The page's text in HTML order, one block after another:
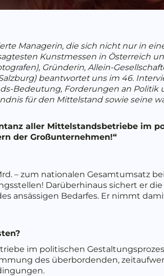
Managerin, die sich nicht nur in
Kunstmessen in Österreich
Gründerin, Allein-
beantwortet uns im 46.
Bedeutung, Forderungen an Politik
für den Mittelstand sowie seine
aller Mittelstandsbetriebe im
der Großunternehmen!“
– zum nationalen Gesamtumsatz
Darüberhinaus sichert er
ansässigen Bedarfes. Er nimmt
im politischen
des überbordenden,